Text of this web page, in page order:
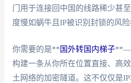
门用于连接回中国的线路稀少甚
度慢如蜗牛且IP被识别封锁的风险
你需要的是** 国外转国内梯子
构建一条从你所在位置直接、高
土网络的加密隧道。这不仅仅是